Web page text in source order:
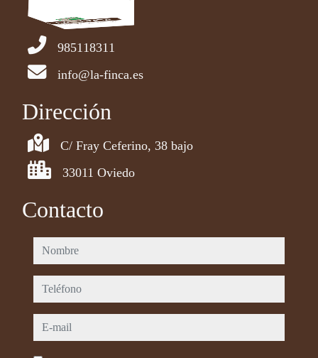
985118311
info@la-finca.es
Dirección
C/ Fray Ceferino, 38 bajo
33011 Oviedo
Contacto
nombre
teléfono
e-mail